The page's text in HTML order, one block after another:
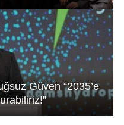
Güven “2035’e